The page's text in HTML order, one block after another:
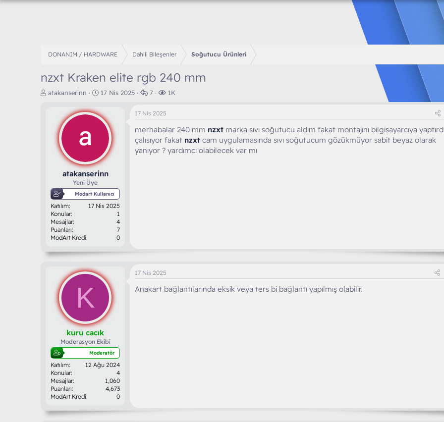
DONANIM / HARDWARE Dahili Bileşenler Soğutucu Ürünleri
nzxt Kraken elite rgb 240 mm
K
a
n
atakanserinn
B
l
ı
ç
t
r
i
h
17 Nis 2025
C
a
p
a
r
7
G
ü
n
l
1K
atakanserinn
Yeni Üye
Modart Kullanıcı
Katılım
17 Nis 2025
Konular
1
Mesajlar
4
Puanları
7
ModArt Kredi
0
17 Nis 2025
merhabalar 240 mm nzxt marka sıvı soğutucu aldım fakat montajını bilgisayarcıya
çalısıyor fakat nzxt cam uygulamasında sıvı soğutucum gözükmüyor sabit beyaz olarak
yanıyor ? yardımcı olabilecek var mı
K
kuru cacık
Moderasyon Ekibi
Moderatör
Katılım
12 Ağu 2024
Konular
4
Mesajlar
1,060
Puanları
4,673
ModArt Kredi
0
17 Nis 2025
Anakart bağlantılarında eksik veya ters bi bağlantı yapılmış olabilir.